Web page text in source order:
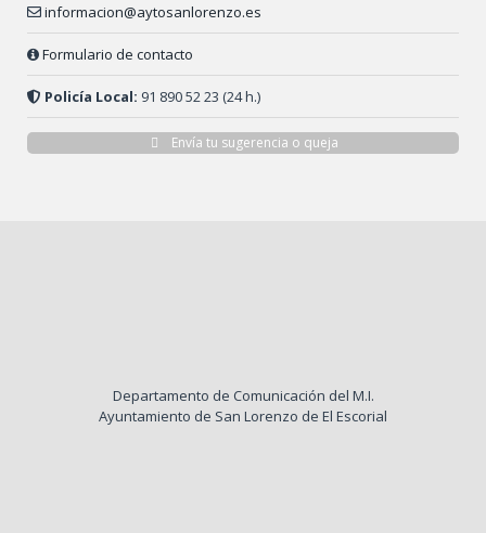
informacion@aytosanlorenzo.es
Formulario de contacto
Policía Local: 91 890 52 23 (24 h.)
Envía tu sugerencia o queja
Departamento de Comunicación del M.I.
Ayuntamiento de San Lorenzo de El Escorial